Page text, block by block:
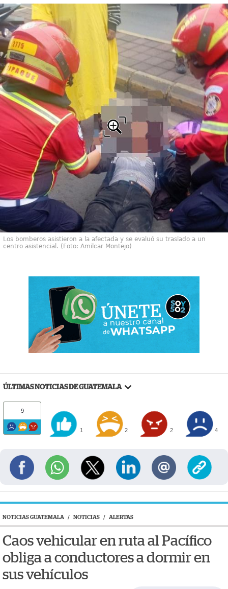
Los bomberos asistieron a la afectada y se evaluó su traslado a un
centro asistencial. (Foto: Amilcar Montejo)
ÚLTIMAS NOTICIAS DE GUATEMALA
9
1 2 2 4
NOTICIAS GUATEMALA / NOTICIAS / ALERTAS
Caos vehicular en ruta al Pacífico
obliga a conductores a dormir en
sus vehículos